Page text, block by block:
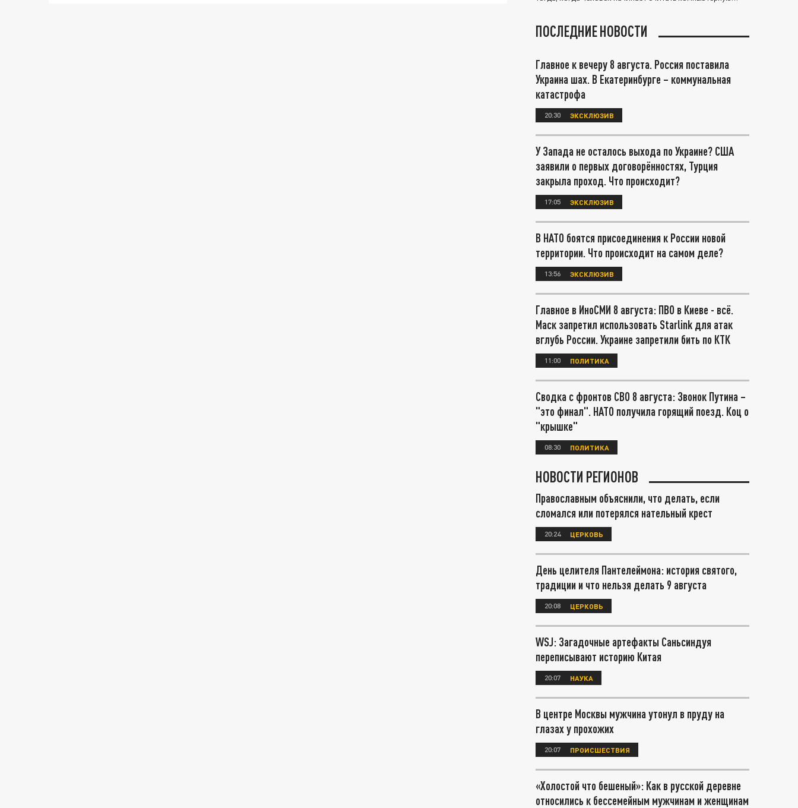
ПОСЛЕДНИЕ НОВОСТИ
Главное к вечеру 8 августа. Россия поставила
Украина шах. В Екатеринбурге – коммунальная
катастрофа
20:30 ЭКСКЛЮЗИВ
У Запада не осталось выхода по Украине? США
заявили о первых договорённостях, Турция
закрыла проход. Что происходит?
17:05 ЭКСКЛЮЗИВ
В НАТО боятся присоединения к России новой
территории. Что происходит на самом деле?
13:56 ЭКСКЛЮЗИВ
Главное в ИноСМИ 8 августа: ПВО в Киеве - всё.
Маск запретил использовать Starlink для атак
вглубь России. Украине запретили бить по КТК
11:00 ПОЛИТИКА
Сводка с фронтов СВО 8 августа: Звонок Путина –
"это финал". НАТО получила горящий поезд. Коц о
"крышке"
08:30 ПОЛИТИКА
НОВОСТИ РЕГИОНОВ
Православным объяснили, что делать, если
сломался или потерялся нательный крест
20:24 ЦЕРКОВЬ
День целителя Пантелеймона: история святого,
традиции и что нельзя делать 9 августа
20:08 ЦЕРКОВЬ
WSJ: Загадочные артефакты Саньсиндуя
переписывают историю Китая
20:07 НАУКА
В центре Москвы мужчина утонул в пруду на
глазах у прохожих
20:07 ПРОИСШЕСТВИЯ
«Холостой что бешеный»: Как в русской деревне
относились к бессемейным мужчинам и женщинам